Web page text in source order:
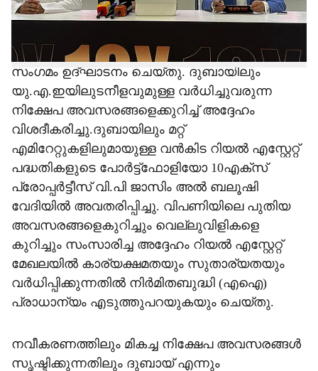
പങ്കെടുത്തു. ഷെയ്ഖ് ജുമ അൽ മക്തൂമിന്‍റെ
അഡ്വൈസറുമായ യാക്കൂബ് അൽ അലി
സംഗമം ഉദ്ഘാടനം ചെയ്തു. ദുബായിലും
യു.എ.ഇയിലുടനീളവുമുള്ള വർധിച്ചുവരുന്ന
നിക്ഷേപ അവസരങ്ങളെക്കുറിച്ച് അദ്ദേഹം
വിശദീകരിച്ചു.ദുബായിലും മറ്റ്
എമിറേറ്റുകളിലുമായുള്ള വൻകിട റിയൽ എസ്റ്റേറ്റ്
പദ്ധതികളുടെ പോർട്ട്‌ഫോളിയോ 10എക്സ്
പ്രോപ്പർട്ടീസ് വി.പി ജാസിം അൽ ബലൂഷി
വേദിയിൽ അവതരിപ്പിച്ചു. വിപണിയിലെ പുതിയ
അവസരങ്ങളെകുറിച്ചും വെല്ലുവിളികളെ
കുറിച്ചും സംസാരിച്ച അദ്ദേഹം റിയൽ എസ്റ്റേറ്റ്
മേഖലയിൽ കാര്യക്ഷമതയും സുതാര്യതയും
വർധിപ്പിക്കുന്നതിൽ നിർമിതബുദ്ധി (എഐ)
പ്രാധാന്യം എടുത്തുപറയുകയും ചെയ്തു.
നവീകരണത്തിലും മികച്ച നിക്ഷേപ അവസരങ്ങൾ
സൃഷ്ടിക്കുന്നതിലും ദുബായ് എന്നും